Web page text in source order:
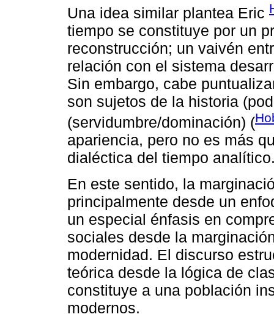
Una idea similar plantea Eric
tiempo se constituye por un
reconstrucción; un vaivén
relación con el sistema
Sin embargo, cabe
son sujetos de la historia
(servidumbre/dominación) (
apariencia, pero no es más
dialéctica del tiempo
En este sentido, la
principalmente desde un
un especial énfasis en
sociales desde la
modernidad. El discurso
teórica desde la lógica de
constituye a una población
modernos.